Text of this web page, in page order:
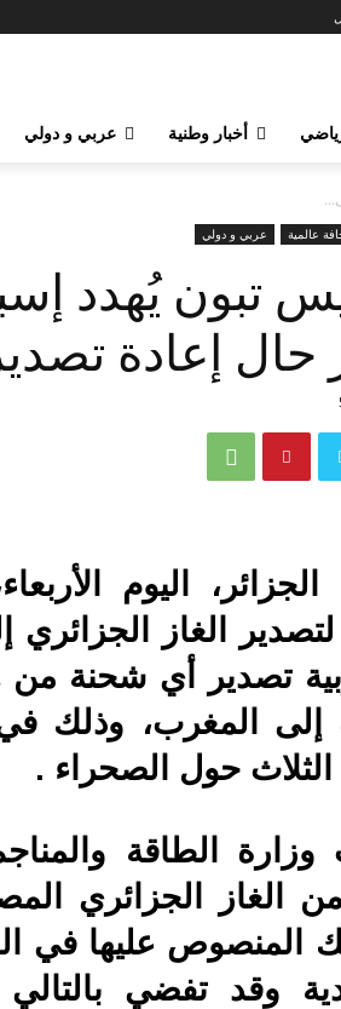
أخبار وطنية عربي و دولي
عالمية عربي و دولي
تبون يُهدد
حال إعادة
اليوم
لتصدير الغاز الجزائري
تصدير أي شحنة
إلى المغرب، وذلك
الثلاث حول الصحراء .
وزارة الطاقة
الغاز الجزائري
المنصوص عليها في
وقد تفضي